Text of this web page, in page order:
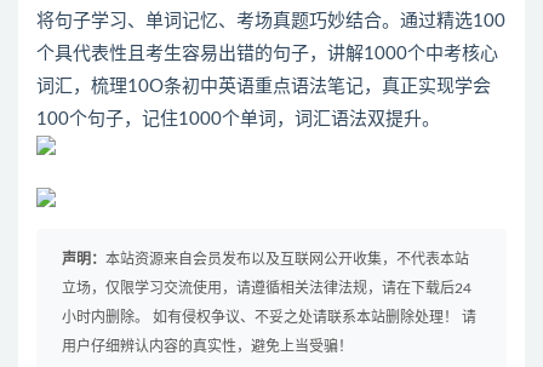
将句子学习、单词记忆、考场真题巧妙结合。通过精选100
个具代表性且考生容易出错的句子，讲解1000个中考核心
词汇，梳理10O条初中英语重点语法笔记，真正实现学会
100个句子，记住1000个单词，词汇语法双提升。
声明： 本站资源来自会员发布以及互联网公开收集，不代表本站
立场，仅限学习交流使用，请遵循相关法律法规，请在下载后24
小时内删除。 如有侵权争议、不妥之处请联系本站删除处理！ 请
用户仔细辨认内容的真实性，避免上当受骗！